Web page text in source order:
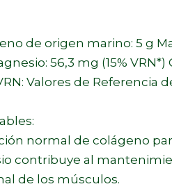
de origen marino: 5 g
56,3 mg (15%
Valores de Referencia
normal de colágeno
contribuye al
de los músculos.